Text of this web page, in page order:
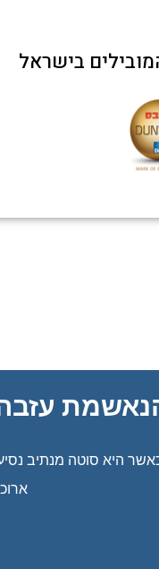
בישראל
ל-60 יום
הנהג